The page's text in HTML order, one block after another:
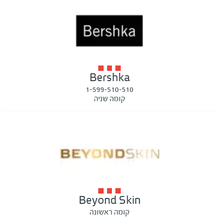
Bershka
1-599-510-510
קומה שניה
Beyond Skin
קומה ראשונה